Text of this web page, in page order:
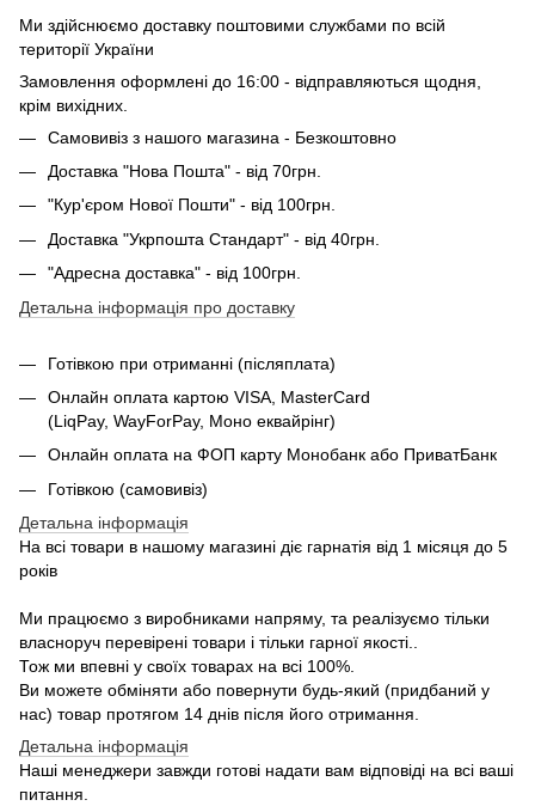
Ми здійснюємо доставку поштовими службами по всій
території України
Замовлення оформлені до 16:00 - відправляються щодня,
крім вихідних.
Самовивіз з нашого магазина - Безкоштовно
Доставка "Нова Пошта" - від 70грн.
"Кур'єром Нової Пошти" - від 100грн.
Доставка "Укрпошта Стандарт" - від 40грн.
"Адресна доставка" - від 100грн.
Детальна інформація про доставку
Готівкою при отриманні (післяплата)
Онлайн оплата картою VISA, MasterCard
(LiqPay, WayForPay, Моно еквайрінг)
Онлайн оплата на ФОП карту Монобанк або ПриватБанк
Готівкою (самовивіз)
Детальна інформація
На всі товари в нашому магазині діє гарнатія від 1 місяця до 5
років
Ми працюємо з виробниками напряму, та реалізуємо тільки
власноруч перевірені товари і тільки гарної якості..
Тож ми впевні у своїх товарах на всі 100%.
Ви можете обміняти або повернути будь-який (придбаний у
нас) товар протягом 14 днів після його отримання.
Детальна інформація
Наші менеджери завжди готові надати вам відповіді на всі ваші
питання.